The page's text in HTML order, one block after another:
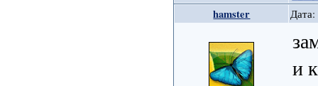
hamster
и